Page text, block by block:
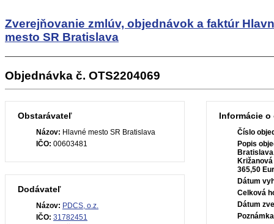
Zverejňovanie zmlúv, objednávok a faktúr
mesto SR Bratislava
Objednávka č. OTS2204069
Obstarávateľ
Názov: Hlavné mesto SR Bratislava
IČO: 00603481
Dodávateľ
Názov: PDCS, o.z.
IČO: 31782451
Informácie
Číslo
Popis
365,50 Eur
Dátum
Celková
Dátum